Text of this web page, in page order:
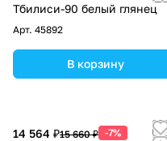
Тбилиси-90 белый глянец
Арт. 45892
В корзину
14 564 ₽15 660 ₽ -7%